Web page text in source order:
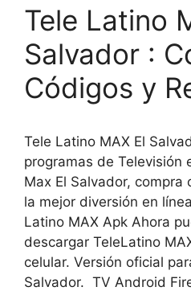
Tele Latino
Salvador :
Códigos y
Tele Latino MAX El
programas de Televisión
Max El Salvador, compra
la mejor diversión en
Latino MAX Apk Ahora
descargar TeleLatino
celular. Versión oficial
Salvador. TV Android